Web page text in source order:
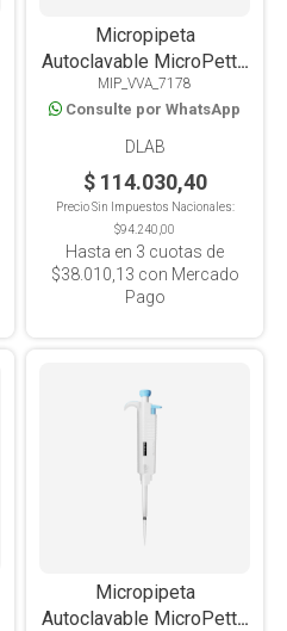
Micropipeta
Autoclavable MicroPette
Plus Volumen Variable
10-100ul
MIP_VVA_7178
Consulte por WhatsApp
DLAB
$ 114.030,40
Precio Sin Impuestos Nacionales:
$94.240,00
Hasta en 3 cuotas de
$38.010,13 con Mercado
Pago
Micropipeta
Autoclavable MicroPette